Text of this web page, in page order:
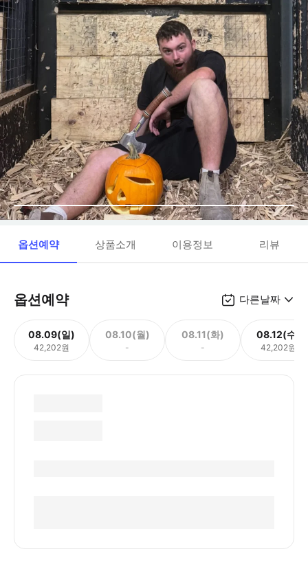
옵션예약 상품소개 이용정보 리뷰
옵션예약 다른날짜
08.09(일)
42,202원
08.10(월)
-
08.11(화)
-
08.12(수)
42,202원